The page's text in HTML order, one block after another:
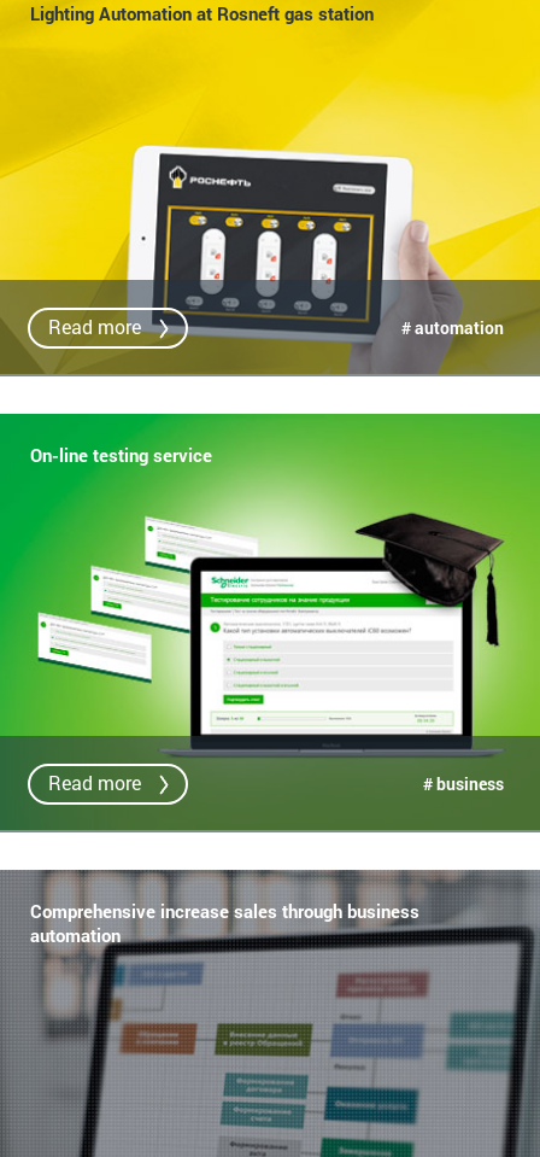
Lighting Automation at Rosneft gas station
Read more # automation
On-line testing service
Read more # business
Comprehensive increase sales through business
automation